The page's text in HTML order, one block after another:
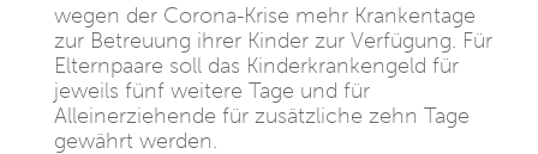
wegen der Corona-Krise mehr Krankentage
zur Betreuung ihrer Kinder zur Verfügung. Für
Elternpaare soll das Kinderkrankengeld für
jeweils fünf weitere Tage und für
Alleinerziehende für zusätzliche zehn Tage
gewährt werden.